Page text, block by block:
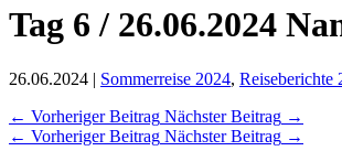
Tag 6 / 26.06.2024
26.06.2024 | Sommerreise 2024, Reiseberichte
← Vorheriger Beitrag Nächster Beitrag →
← Vorheriger Beitrag Nächster Beitrag →